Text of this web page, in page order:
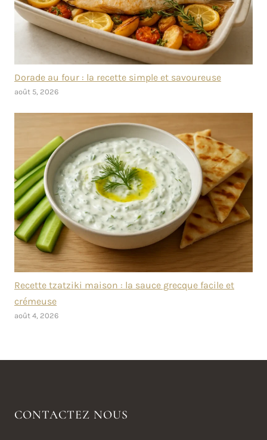
Dorade au four : la recette simple et savoureuse
août 5, 2026
Recette tzatziki maison : la sauce grecque facile et
crémeuse
août 4, 2026
CONTACTEZ NOUS